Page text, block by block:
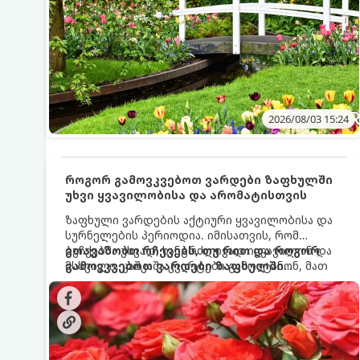
2026/08/03 15:24
როგორ გამოვკვებოთ ვარდები ზაფხულში
უხვი ყვავილობისა და არომატისთვის
ზაფხული ვარდების აქტიური ყვავილობისა და
სურნელების პერიოდია. იმისათვის, რომ
ბუჩქებმა უხვად, ხანგრძლივად იყვავილონ და
მსხვილი, კაშკაშა კვირტები გამოიტანონ, მათ
რეგულარული და სწორი გამოკვება
სჭირდებათ. ზაფხულის პერიოდში მცენარის
მოთხოვნილებები იცვლება, ამიტომ
მნიშვნელოვანია ვიცოდეთ, რომელი სასუქები
გამოიყენება ამ დროს.
გთავაზობთ რჩევებს, თუ რით და როგორ
გამოვკვებოთ ვარდები ზაფხულში
საუკეთესო შედეგის მისაღწევად: